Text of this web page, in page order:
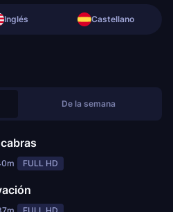
Inglés Castellano
De la semana
FULL HD